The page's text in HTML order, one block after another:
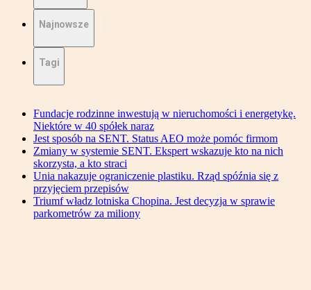
Najnowsze
Tagi
Fundacje rodzinne inwestują w nieruchomości i energetykę.
Niektóre w 40 spółek naraz
Jest sposób na SENT. Status AEO może pomóc firmom
Zmiany w systemie SENT. Ekspert wskazuje kto na nich
skorzysta, a kto straci
Unia nakazuje ograniczenie plastiku. Rząd spóźnia się z
przyjęciem przepisów
Triumf władz lotniska Chopina. Jest decyzja w sprawie
parkometrów za miliony